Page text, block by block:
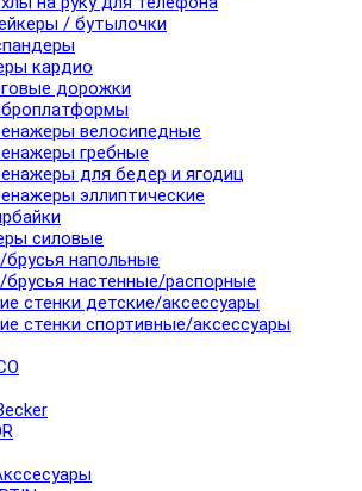
/ бутылочки
кардио
дорожки
велосипедные
гребные
для бедер и ягодиц
эллиптические
силовые
брусья напольные
брусья настенные/распорные
стенки детские/аксессуары
стенки спортивные/аксессуары